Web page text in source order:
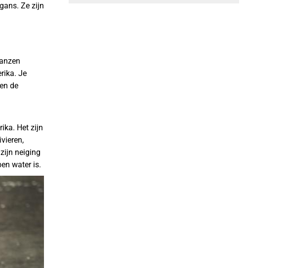
Ze zijn
Je
de
Het zijn
neiging
water is.